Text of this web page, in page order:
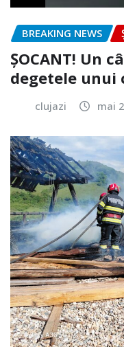
BREAKING NEWS
ȘOCANT! Un
degetele unui
clujazi mai